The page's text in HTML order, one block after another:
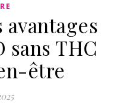
sans THC
être